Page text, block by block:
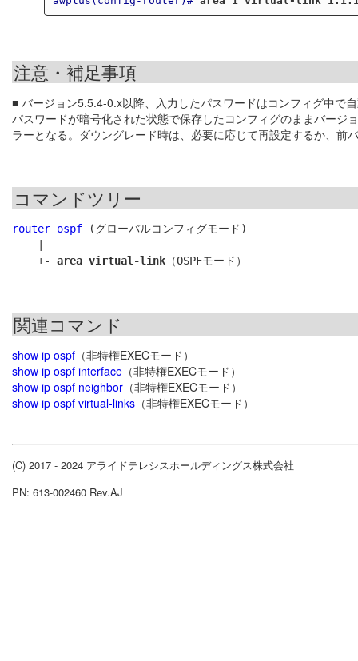
注意・補足事項
■ バージョン5.5.4-0.x以降、入力したパスワードはコンフィグ中で
パスワードが暗号化された状態で保存したコンフィグのままバー
ラーとなる。ダウングレード時は、必要に応じて再設定するか、前
コマンドツリー
router ospf (グローバルコンフィグモード)
    +-
area virtual-link
関連コマンド
show ip ospf （非特権EXECモード）
show ip ospf interface （非特権EXECモード）
show ip ospf neighbor （非特権EXECモード）
show ip ospf virtual-links （非特権EXECモード）
(C) 2017 - 2024 アライドテレシスホールディングス株式会社
PN: 613-002460 Rev.AJ